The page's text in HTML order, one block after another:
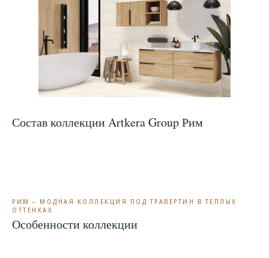
Состав коллекции Artkera Group Рим
РИМ – МОДНАЯ КОЛЛЕКЦИЯ ПОД ТРАВЕРТИН В ТЕПЛЫХ
ОТТЕНКАХ
Особенности коллекции